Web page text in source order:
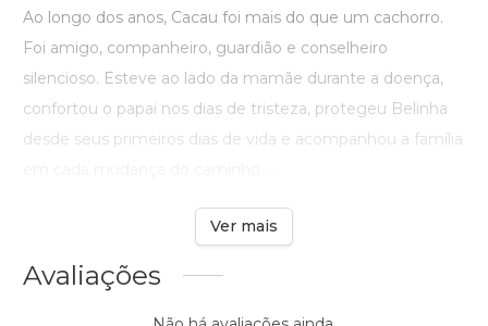
Ao longo dos anos, Cacau foi mais do que um cachorro.
Foi amigo, companheiro, guardião e conselheiro
silencioso. Esteve ao lado da mamãe durante a doença,
confortou o papai nos dias de tristeza, protegeu Belinha
desde seus primeiros dias de vida e acompanhou a família
Ver mais
Avaliações